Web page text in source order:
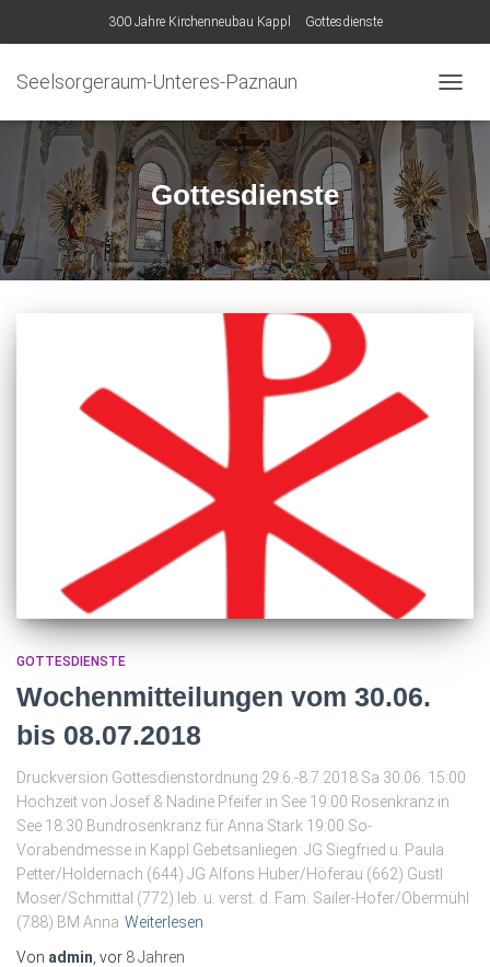
300 Jahre Kirchenneubau Kappl Gottesdienste
Seelsorgeraum-Unteres-Paznaun
Gottesdienste
GOTTESDIENSTE
Wochenmitteilungen vom 30.06.
bis 08.07.2018
Druckversion Gottesdienstordnung 29.6.-8.7.2018 Sa 30.06. 15:00
Hochzeit von Josef & Nadine Pfeifer in See 19:00 Rosenkranz in
See 18:30 Bundrosenkranz für Anna Stark 19:00 So-
Vorabendmesse in Kappl Gebetsanliegen: JG Siegfried u. Paula
Petter/Holdernach (644) JG Alfons Huber/Höferau (662) Gustl
Moser/Schmittal (772) leb. u. verst. d. Fam. Sailer-Hofer/Obermühl
(788) BM Anna Weiterlesen
Von admin , vor 8 Jahren